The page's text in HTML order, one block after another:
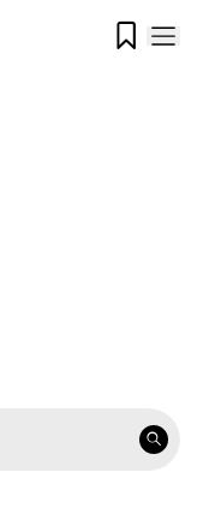

